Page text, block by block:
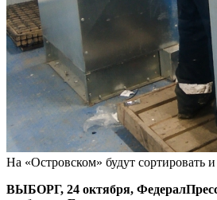
На «Островском» будут сортировать
ВЫБОРГ, 24 октября,